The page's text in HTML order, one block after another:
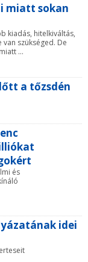
miatt sokan
kiadás, hitelkiváltás,
szükséged. De
...
a tőzsdén
és
idei